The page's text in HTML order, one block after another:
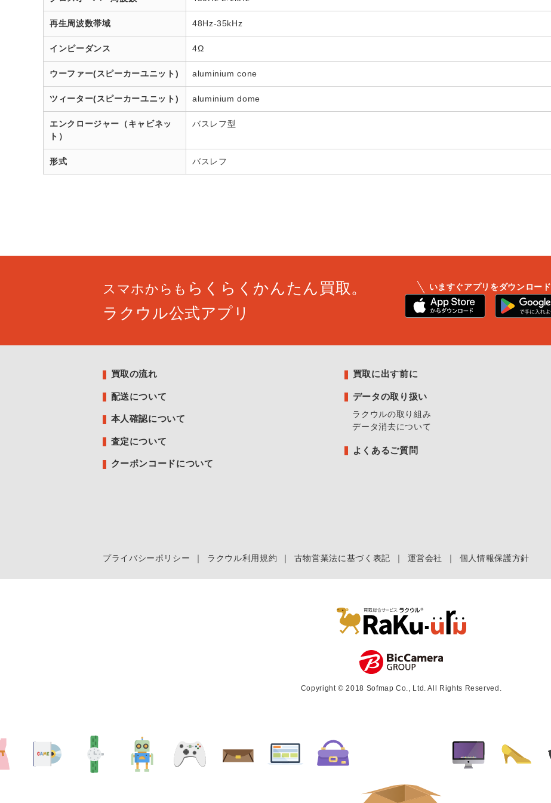
再生周波数帯域 48Hz-35kHz
インピーダンス 4Ω
ウーファー(スピーカーユニット) aluminium cone
ツィーター(スピーカーユニット) aluminium dome
エンクロージャー（キャビネッ
ト）
バスレフ型
形式 バスレフ
スマホからも らくらくかんたん買取。
ラクウル公式アプリ
いますぐアプリをダウンロード
買取の流れ
配送について
本人確認について
査定について
クーポンコードについて
買取に出す前に
データの取り扱い
ラクウルの取り組み
データ消去について
よくあるご質問
プライバシーポリシー ｜ ラクウル利用規約 ｜ 古物営業法に基づく表記 ｜ 運営会社 ｜ 個人情報保護方針
Copyright © 2018 Sofmap Co., Ltd. All Rights Reserved.